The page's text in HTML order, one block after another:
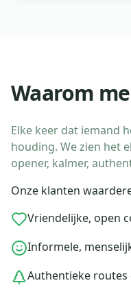
Waarom
Elke keer dat iemand
houding. We zien het
opener, kalmer,
Onze klanten
Vriendelijke, open
Informele,
Authentieke routes